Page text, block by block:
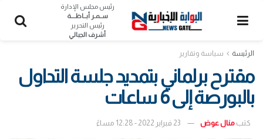
رئيس مجلس الإدارة
ســمـر أبــاظــــة
رئيس التحرير
أشرف الجبالي
الرئيسة سياسة وتقارير
مقترح برلماني بتمديد جلسة التداول
بالبورصة إلى 6 ساعات
كتب منال عوض 23 فبراير 2022 - 12:28 مساءً